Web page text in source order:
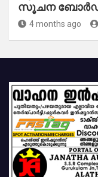
സൂചന ബോർഡ്
4 months ago